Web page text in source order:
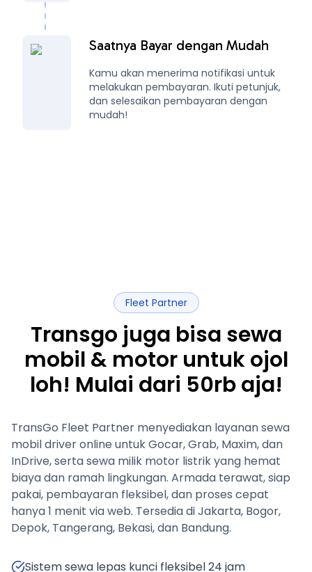
Saatnya Bayar dengan Mudah
Kamu akan menerima notifikasi untuk
melakukan pembayaran. Ikuti petunjuk,
dan selesaikan pembayaran dengan
mudah!
Fleet Partner
Transgo juga bisa sewa
mobil & motor untuk ojol
loh! Mulai dari 50rb aja!
TransGo Fleet Partner menyediakan layanan sewa
mobil driver online untuk Gocar, Grab, Maxim, dan
InDrive, serta sewa milik motor listrik yang hemat
biaya dan ramah lingkungan. Armada terawat, siap
pakai, pembayaran fleksibel, dan proses cepat
hanya 1 menit via web. Tersedia di Jakarta, Bogor,
Depok, Tangerang, Bekasi, dan Bandung.
Sistem sewa lepas kunci fleksibel 24 jam